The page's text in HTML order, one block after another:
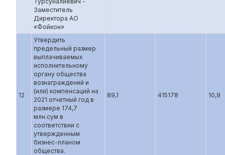
Заместитель
Директора АО
«Фойкон»
12
Утвердить
предельный размер
выплачиваемых
исполнительному
органу общества
вознаграждений и
(или) компенсаций на
2021 отчетный год в
размере 174,7
млн.сум в
соответствии с
утвержденным
бизнес-планом
общества.
89,1 415178 10,9